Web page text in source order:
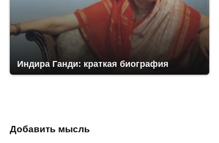
Индира Ганди: краткая биография
Добавить мысль